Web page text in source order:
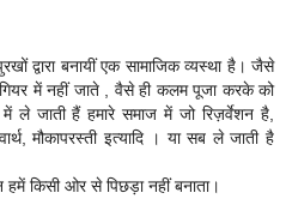
द्वारा बनायीं एक सामाजिक व्यस्था है। जैसे
में नहीं जाते , वैसे ही कलम पूजा करके को
ले जाती हैं हमारे समाज में जो रिज़र्वेशन है,
मौकापरस्ती इत्यादि । या सब ले जाती है
हमें किसी ओर से पिछड़ा नहीं बनाता।